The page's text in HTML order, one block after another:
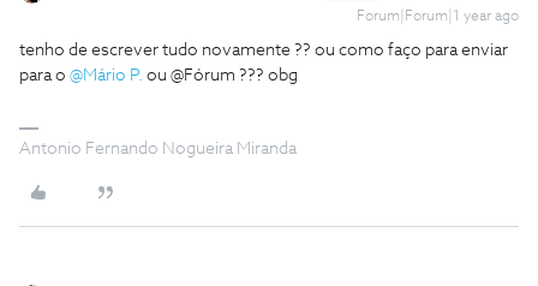
Forum|Forum|1 year ago
tenho de escrever tudo novamente ?? ou como faço para enviar
para o ​ @Mário P. ou @Fórum ??? obg
Antonio Fernando Nogueira Miranda